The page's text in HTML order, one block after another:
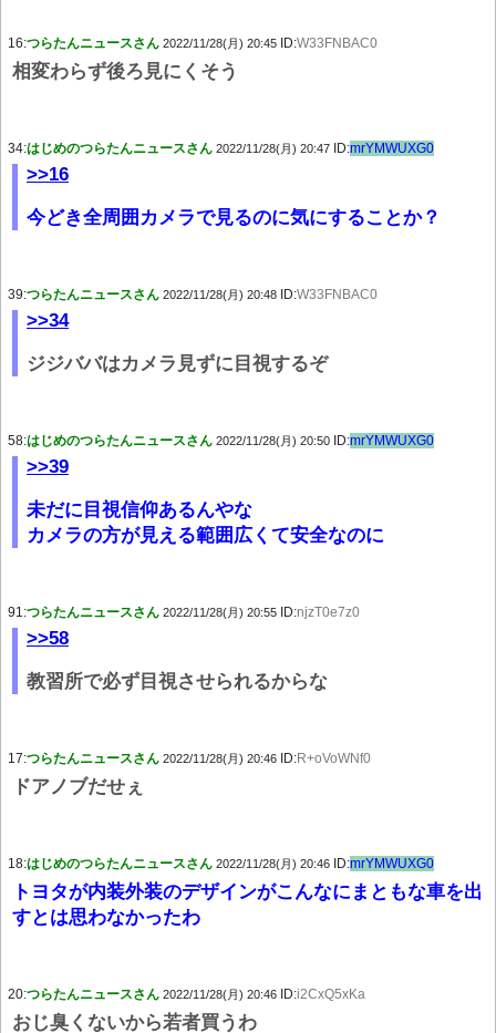
16:つらたんニュースさん 2022/11/28(月) 20:45 ID:W33FNBAC0
相変わらず後ろ見にくそう
34:はじめのつらたんニュースさん 2022/11/28(月) 20:47 ID:mrYMWUXG0
>>16
今どき全周囲カメラで見るのに気にすることか？
39:つらたんニュースさん 2022/11/28(月) 20:48 ID:W33FNBAC0
>>34
ジジババはカメラ見ずに目視するぞ
58:はじめのつらたんニュースさん 2022/11/28(月) 20:50 ID:mrYMWUXG0
>>39
未だに目視信仰あるんやな
カメラの方が見える範囲広くて安全なのに
91:つらたんニュースさん 2022/11/28(月) 20:55 ID:njzT0e7z0
>>58
教習所で必ず目視させられるからな
17:つらたんニュースさん 2022/11/28(月) 20:46 ID:R+oVoWNf0
ドアノブだせぇ
18:はじめのつらたんニュースさん 2022/11/28(月) 20:46 ID:mrYMWUXG0
トヨタが内装外装のデザインがこんなにまともな車を出
すとは思わなかったわ
20:つらたんニュースさん 2022/11/28(月) 20:46 ID:i2CxQ5xKa
おじ臭くないから若者買うわ